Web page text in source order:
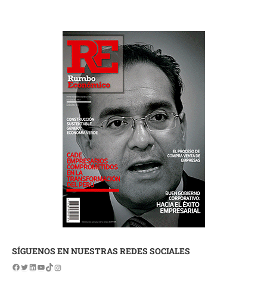
SÍGUENOS EN NUESTRAS REDES SOCIALES